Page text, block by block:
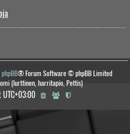
phpBB® Forum Software © phpBB Limited
(lurttinen, harritapio, Pettis)
UTC+03:00